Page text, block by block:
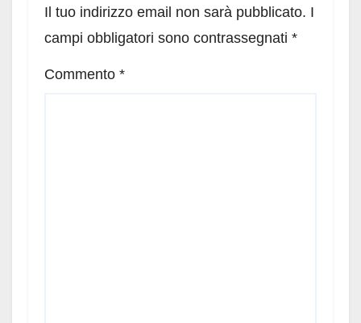
Il tuo indirizzo email non sarà pubblicato. I
campi obbligatori sono contrassegnati *
Commento *